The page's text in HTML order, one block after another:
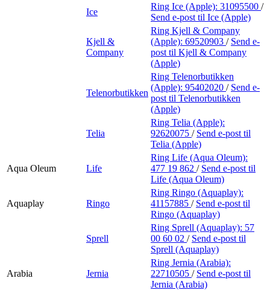
Ice
Ring Ice (Apple): 31095500 /
Send e-post til Ice (Apple)
Kjell &
Company
Ring Kjell & Company
(Apple): 69520903 / Send e-
post til Kjell & Company
(Apple)
Telenorbutikken
Ring Telenorbutikken
(Apple): 95402020 / Send e-
post til Telenorbutikken
(Apple)
Telia
Ring Telia (Apple):
92620075 / Send e-post til
Telia (Apple)
Aqua Oleum Life
Ring Life (Aqua Oleum):
477 19 862 / Send e-post til
Life (Aqua Oleum)
Aquaplay Ringo
Ring Ringo (Aquaplay):
41157885 / Send e-post til
Ringo (Aquaplay)
Sprell
Ring Sprell (Aquaplay): 57
00 60 02 / Send e-post til
Sprell (Aquaplay)
Arabia Jernia
Ring Jernia (Arabia):
22710505 / Send e-post til
Jernia (Arabia)